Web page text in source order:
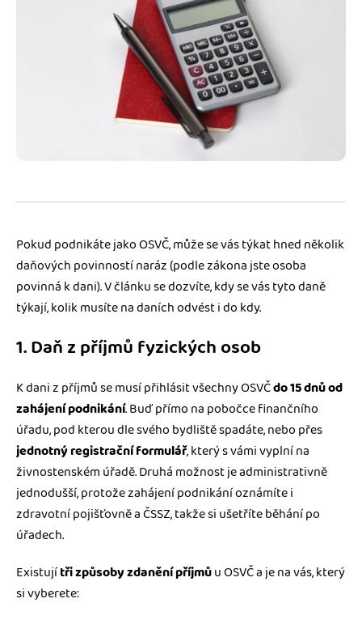
Spřátelené účetní
Katalog doplňků
Jak se vyznat ve fakturaci
Fakturační poradna
Pokud podnikáte jako OSVČ, může se vás týkat hned několik
daňových povinností naráz (podle zákona jste osoba
povinná k dani). V článku se dozvíte, kdy se vás tyto daně
týkají, kolik musíte na daních odvést i do kdy.
1. Daň z příjmů fyzických osob
K dani z příjmů se musí přihlásit všechny OSVČdo 15 dnů od
zahájení podnikání. Buď přímo na pobočce finančního
úřadu, pod kterou dle svého bydliště spadáte, nebo přes
jednotný registrační formulář, který s vámi vyplní na
živnostenském úřadě. Druhá možnost je administrativně
jednodušší, protože zahájení podnikání oznámíte i
zdravotní pojišťovně a ČSSZ, takže si ušetříte běhání po
úřadech.
Existujítři způsoby zdanění příjmůu OSVČ a je na vás, který
si vyberete: